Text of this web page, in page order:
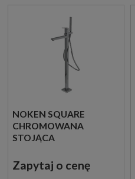
NOKEN SQUARE
CHROMOWANA
STOJĄCA
BATERIA WANNOWA
100281887
Zapytaj o cenę